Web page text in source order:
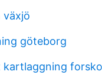
växjö
göteborg
kartlaggning